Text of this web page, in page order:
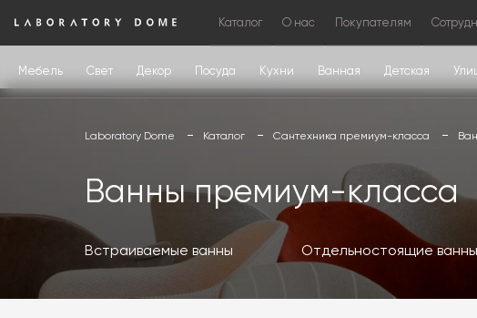
Каталог О нас Покупателям
Мебель Свет Декор Посуда Кухни Ванная Детская
Laboratory Dome Каталог Сантехника премиум-класса
Ванны премиум-класса
Встраиваемые ванны Отдельностоящие ванны